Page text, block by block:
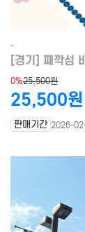
-
[경기] 째깍섬
0%25,500원
25,500원
판매기간 2026-